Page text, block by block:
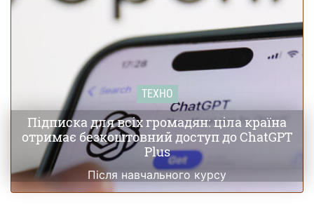
ТЕХНО
Підписка для всіх громадян: ціла країна
отримає безкоштовний доступ до ChatGPT
Plus
Після навчального курсу